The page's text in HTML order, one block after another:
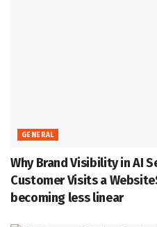
GENERAL
Why Brand Visibility in AI
Customer Visits a
becoming less linear